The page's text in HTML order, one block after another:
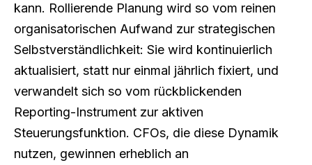
kann. Rollierende Planung wird so vom reinen
organisatorischen Aufwand zur strategischen
Selbstverständlichkeit: Sie wird kontinuierlich
aktualisiert, statt nur einmal jährlich fixiert, und
verwandelt sich so vom rückblickenden
Reporting-Instrument zur aktiven
Steuerungsfunktion. CFOs, die diese Dynamik
nutzen, gewinnen erheblich an